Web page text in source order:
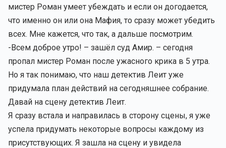
мистер Роман умеет убеждать и если он догодается,
что именно он или она Мафия, то сразу может убедить
всех. Мне кажется, что так, а дальше посмотрим.
-Всем доброе утро! – зашёл суд Амир. – сегодня
пропал мистер Роман после ужасного крика в 5 утра.
Но я так понимаю, что наш детектив Леит уже
придумала план действий на сегодняшнее собрание.
Давай на сцену детектив Леит.
Я сразу встала и направилась в сторону сцены, я уже
успела придумать некоторые вопросы каждому из
присутствующих. Я зашла на сцену и увидела